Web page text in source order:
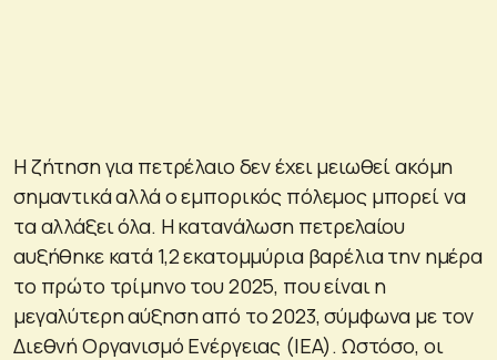
Η ζήτηση για πετρέλαιο δεν έχει μειωθεί ακόμη
σημαντικά αλλά ο εμπορικός πόλεμος μπορεί να
τα αλλάξει όλα. Η κατανάλωση πετρελαίου
αυξήθηκε κατά 1,2 εκατομμύρια βαρέλια την ημέρα
το πρώτο τρίμηνο του 2025, που είναι η
μεγαλύτερη αύξηση από το 2023, σύμφωνα με τον
Διεθνή Οργανισμό Ενέργειας (ΙΕΑ). Ωστόσο, οι